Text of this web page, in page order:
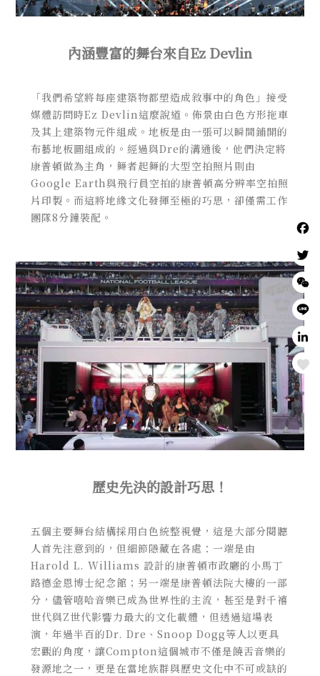
內涵豐富的舞台來自Ez Devlin
「我們希望將每座建築物都塑造成敘事中的角色」接受
媒體訪問時Ez Devlin這麼說道。 佈景由白色方形拖車
及其上建築物元件組成。地板是由一張可以瞬間鋪開的
布藝地板圖組成的。 經過與Dre的溝通後，他們決定將
康普頓做為主角，舞者起舞的大型空拍照片則由
Google Earth與飛行員空拍的康普頓高分辨率空拍照
片印製。而這將地緣文化發揮至極的巧思，卻僅需工作
團隊8分鐘裝配。
歷史先決的設計巧思！
五個主要舞台結構採用白色統整視覺，這是大部分閱聽
人首先注意到的，但細節隱藏在各處：一端是由
Harold L. Williams 設計的康普頓市政廳的小馬丁
路德金恩博士紀念館；另一端是康普頓法院大樓的一部
分，儘管嘻哈音樂已成為世界性的主流，甚至是對千禧
世代與Z世代影響力最大的文化載體，但透過這場表
演，年過半百的Dr. Dre、Snoop Dogg等人以更具
宏觀的角度，讓Compton這個城市不僅是饒舌音樂的
發源地之一，更是在當地族群與歷史文化中不可或缺的
Love